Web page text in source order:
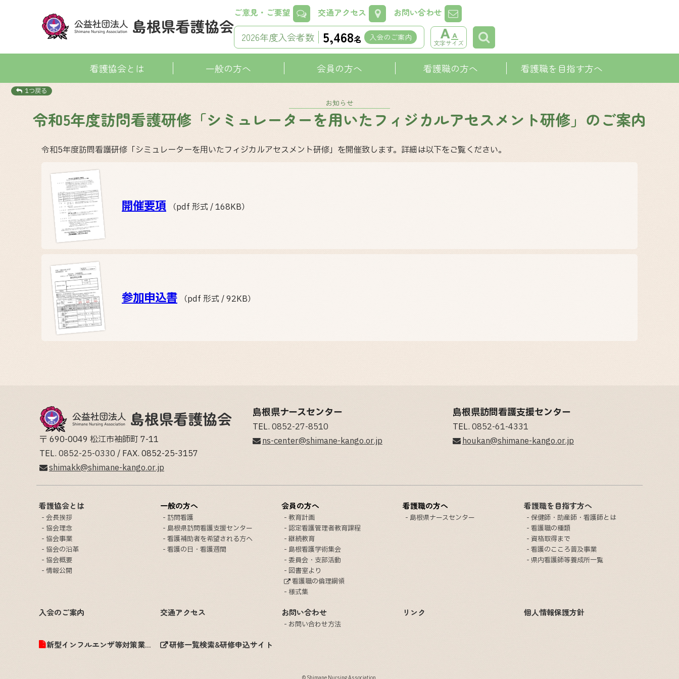
ご意見・ご要望 交通アクセス お問い合わせ
2026年度入会者数 5,468名 入会のご案内
文字サイズ
看護協会とは 一般の方へ 会員の方へ 看護職の方へ 看護職を目指す方へ
1つ戻る
お知らせ
令和5年度訪問看護研修「シミュレーターを用いたフィジカルアセスメント研修」のご案内
令和5年度訪問看護研修「シミュレーターを用いたフィジカルアセスメント研修」を開催致します。詳細は以下をご覧ください。
開催要項 （pdf 形式 / 168KB）
参加申込書 （pdf 形式 / 92KB）
〒 690-0049 松江市袖師町 7-11
TEL. 0852-25-0330 / FAX. 0852-25-3157
shimakk@shimane-kango.or.jp
島根県ナースセンター
TEL. 0852-27-8510
ns-center@shimane-kango.or.jp
島根県訪問看護支援センター
TEL. 0852-61-4331
houkan@shimane-kango.or.jp
看護協会とは
会長挨拶
協会理念
協会事業
協会の沿革
協会概要
情報公開
一般の方へ
訪問看護
島根県訪問看護支援センター
看護補助者を希望される方へ
看護の日・看護週間
会員の方へ
教育計画
認定看護管理者教育課程
継続教育
島根看護学術集会
委員会・支部活動
図書室より
看護職の倫理綱領
様式集
看護職の方へ
島根県ナースセンター
看護職を目指す方へ
保健師・助産師・看護師とは
看護職の種類
資格取得まで
看護のこころ普及事業
県内看護師等養成所一覧
入会のご案内 交通アクセス お問い合わせ
お問い合わせ方法
リンク 個人情報保護方針
新型インフルエンザ等対策業務計画 研修一覧検索&研修申込サイト